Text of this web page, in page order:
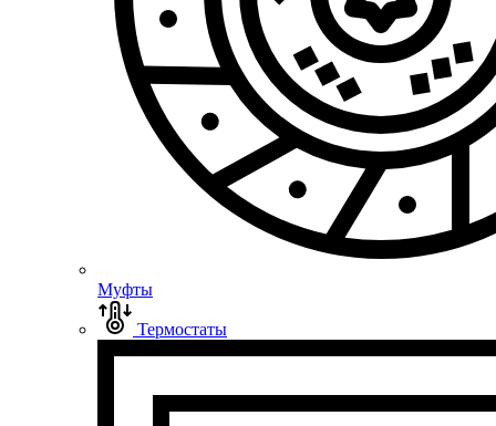
Муфты
Термостаты